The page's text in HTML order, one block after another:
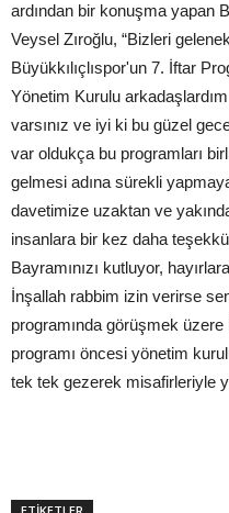
ardından bir konuşma yapan
Veysel Zıroğlu, “Bizleri
Büyükkılıçlıspor'un 7. İftar
Yönetim Kurulu
varsınız ve iyi ki bu güzel
var oldukça bu programları
gelmesi adına sürekli
davetimize uzaktan ve
insanlara bir kez daha
Bayramınızı kutluyor,
İnşallah rabbim izin verirse
programında görüşmek
programı öncesi yönetim
tek tek gezerek misafirleriyle